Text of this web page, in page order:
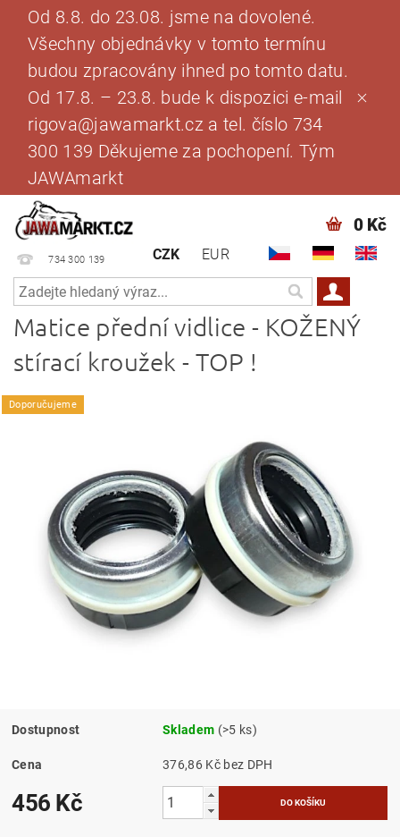
Od 8.8. do 23.08. jsme na dovolené.
Všechny objednávky v tomto termínu
budou zpracovány ihned po tomto datu.
Od 17.8. – 23.8. bude k dispozici e-mail
rigova@jawamarkt.cz a tel. číslo 734
300 139 Děkujeme za pochopení. Tým
JAWAmarkt
734 300 139 CZK EUR
0 Kč
Matice přední vidlice - KOŽENÝ
stírací kroužek - TOP !
Doporučujeme
Dostupnost Skladem (>5 ks)
Cena 376,86 Kč bez DPH
456 Kč